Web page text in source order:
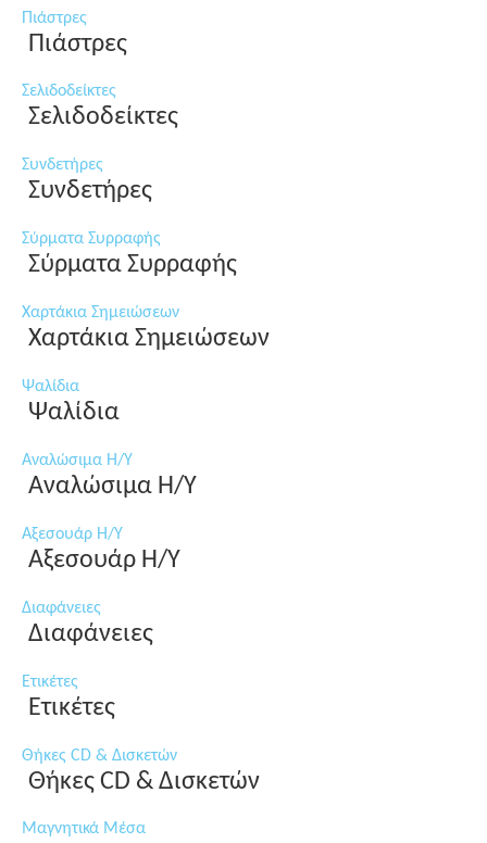
Πιάστρες
Πιάστρες
Σελιδοδείκτες
Σελιδοδείκτες
Συνδετήρες
Συνδετήρες
Σύρματα Συρραφής
Σύρματα Συρραφής
Χαρτάκια Σημειώσεων
Χαρτάκια Σημειώσεων
Ψαλίδια
Ψαλίδια
Αναλώσιμα Η/Υ
Αναλώσιμα Η/Υ
Αξεσουάρ Η/Υ
Αξεσουάρ Η/Υ
Διαφάνειες
Διαφάνειες
Ετικέτες
Ετικέτες
Θήκες CD & Δισκετών
Θήκες CD & Δισκετών
Μαγνητικά Μέσα